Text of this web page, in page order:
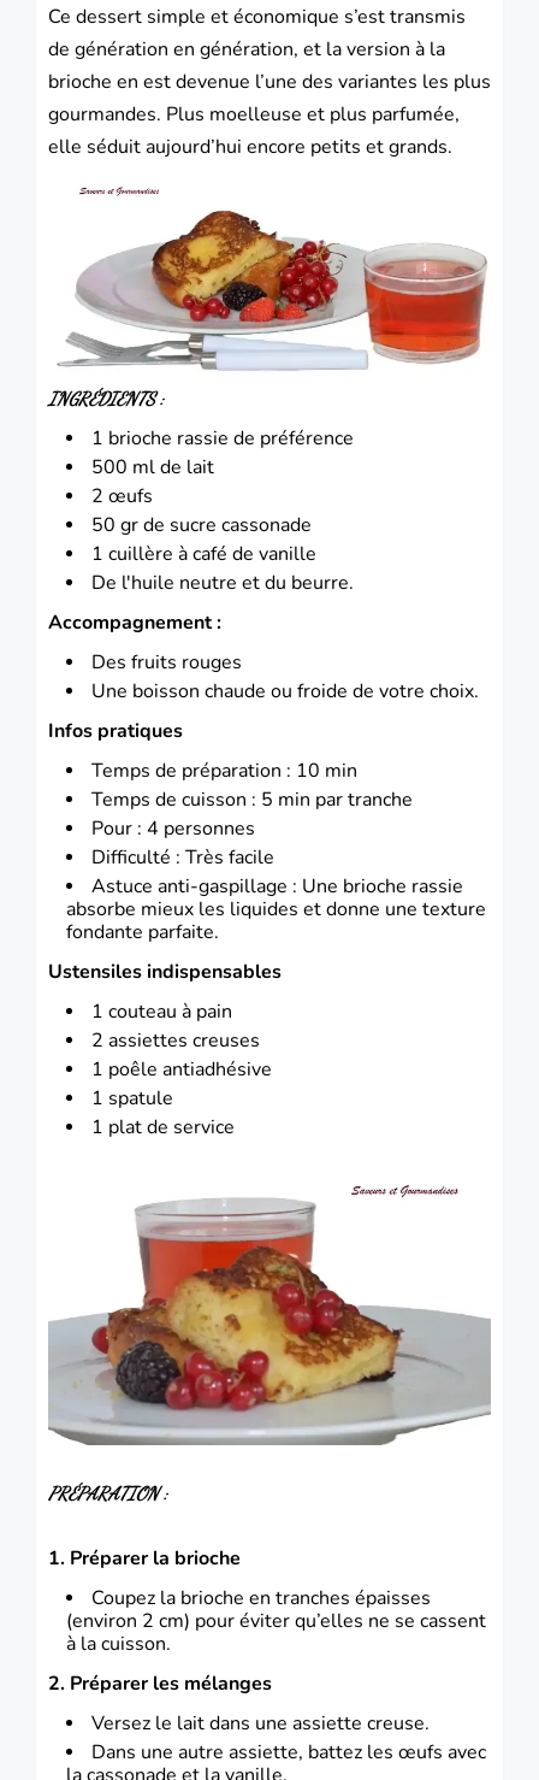
Ce dessert simple et économique s’est transmis
de génération en génération, et la version à la
brioche en est devenue l’une des variantes les plus
gourmandes. Plus moelleuse et plus parfumée,
elle séduit aujourd’hui encore petits et grands.
INGRÉDIENTS :
1 brioche rassie de préférence
500 ml de lait
2 œufs
50 gr de sucre cassonade
1 cuillère à café de vanille
De l'huile neutre et du beurre.
Accompagnement :
Des fruits rouges
Une boisson chaude ou froide de votre choix.
Infos pratiques
Temps de préparation : 10 min
Temps de cuisson : 5 min par tranche
Pour : 4 personnes
Difficulté : Très facile
Astuce anti-gaspillage : Une brioche rassie
absorbe mieux les liquides et donne une texture
fondante parfaite.
Ustensiles indispensables
1 couteau à pain
2 assiettes creuses
1 poêle antiadhésive
1 spatule
1 plat de service
PRÉPARATION :
1. Préparer la brioche
Coupez la brioche en tranches épaisses
(environ 2 cm) pour éviter qu’elles ne se cassent
à la cuisson.
2. Préparer les mélanges
Versez le lait dans une assiette creuse.
Dans une autre assiette, battez les œufs avec